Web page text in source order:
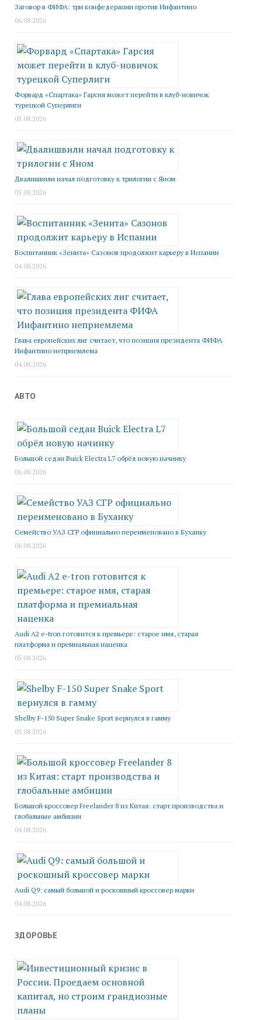
Заговор в ФИФА: три конфедерации против Инфантино
06.08.2026
Форвард «Спартака» Гарсия может перейти в клуб-новичок
турецкой Суперлиги
05.08.2026
Двалишвили начал подготовку к трилогии с Яном
05.08.2026
Воспитанник «Зенита» Сазонов продолжит карьеру в Испании
04.08.2026
Глава европейских лиг считает, что позиция президента ФИФА
Инфантино неприемлема
04.08.2026
АВТО
Большой седан Buick Electra L7 обрёл новую начинку
06.08.2026
Семейство УАЗ СГР официально переименовано в Буханку
06.08.2026
Audi A2 e-tron готовится к премьере: старое имя, старая
платформа и премиальная наценка
05.08.2026
Shelby F-150 Super Snake Sport вернулся в гамму
05.08.2026
Большой кроссовер Freelander 8 из Китая: старт производства и
глобальные амбиции
04.08.2026
Audi Q9: самый большой и роскошный кроссовер марки
04.08.2026
ЗДОРОВЬЕ